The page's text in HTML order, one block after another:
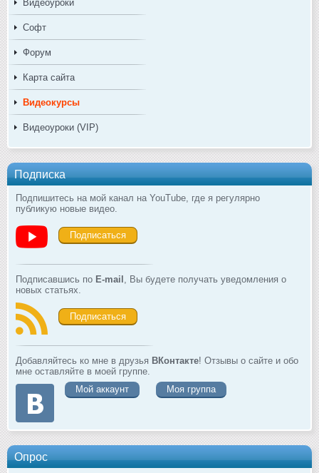
Видеоуроки
Софт
Форум
Карта сайта
Видеокурсы
Видеоуроки (VIP)
Подписка
Подпишитесь на мой канал на YouTube, где я регулярно
публикую новые видео.
Подписаться
Подписавшись по E-mail , Вы будете получать уведомления о
новых статьях.
Подписаться
Добавляйтесь ко мне в друзья ВКонтакте! Отзывы о сайте и обо
мне оставляйте в моей группе.
Мой аккаунт
Моя группа
Опрос